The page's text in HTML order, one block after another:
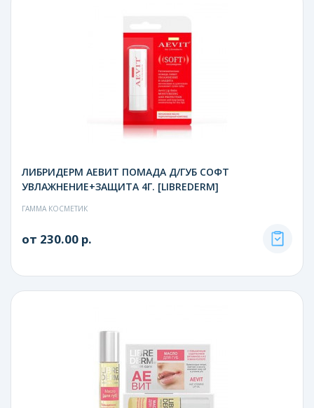
ЛИБРИДЕРМ АЕВИТ ПОМАДА Д/ГУБ СОФТ
УВЛАЖНЕНИЕ+ЗАЩИТА 4Г. [LIBREDERM]
ГАММА КОСМЕТИК
от 230.00 р.